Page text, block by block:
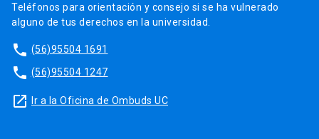
Teléfonos para orientación y consejo si se ha vulnerado
alguno de tus derechos en la universidad.
phone (56)95504 1691
phone (56)95504 1247
launch Ir a la Oficina de Ombuds UC